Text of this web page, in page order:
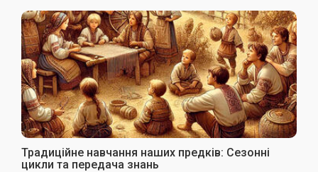
Традиційне навчання наших предків: Сезонні
цикли та передача знань